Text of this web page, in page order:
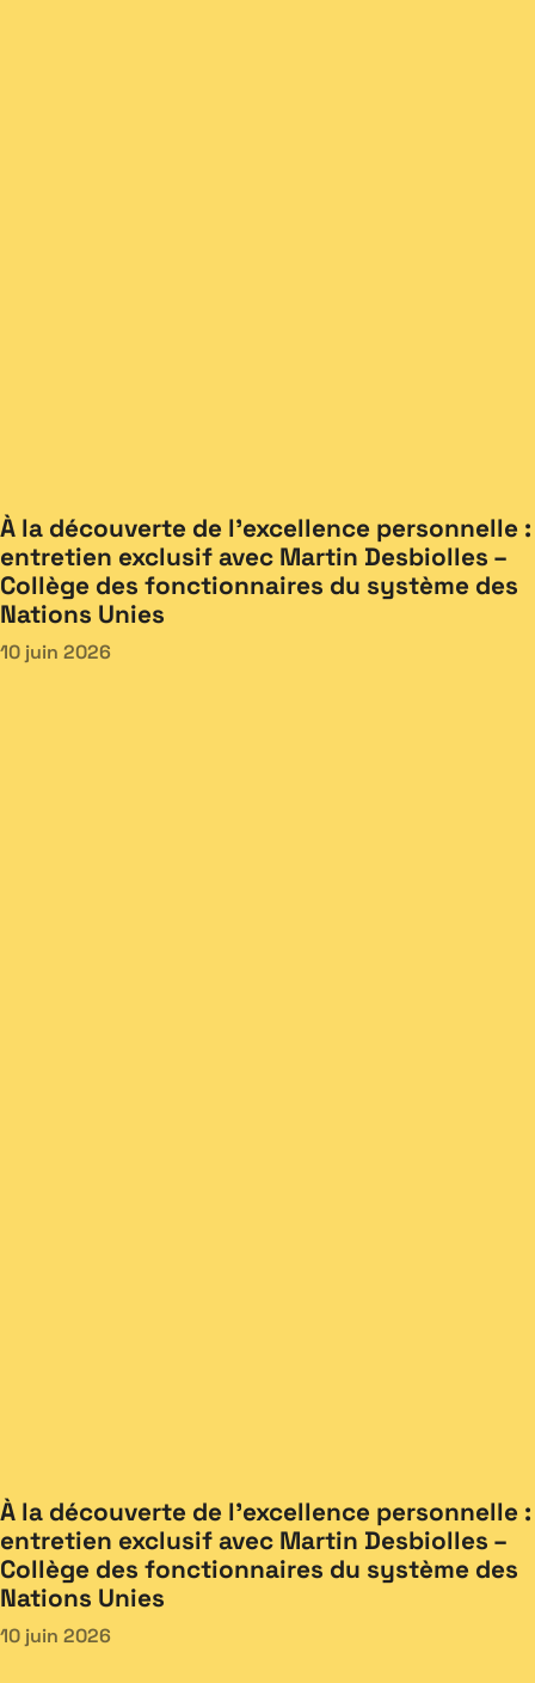
À la découverte de l’excellence personnelle :
entretien exclusif avec Martin Desbiolles –
Collège des fonctionnaires du système des
Nations Unies
10 juin 2026
À la découverte de l’excellence personnelle :
entretien exclusif avec Martin Desbiolles –
Collège des fonctionnaires du système des
Nations Unies
10 juin 2026